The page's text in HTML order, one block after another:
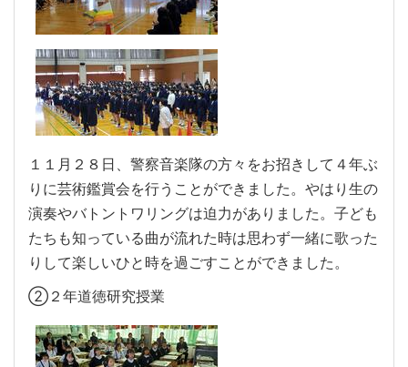
１１月２８日、警察音楽隊の方々をお招きして４年ぶ
りに芸術鑑賞会を行うことができました。やはり生の
演奏やバトントワリングは迫力がありました。子ども
たちも知っている曲が流れた時は思わず一緒に歌った
りして楽しいひと時を過ごすことができました。
②２年道徳研究授業